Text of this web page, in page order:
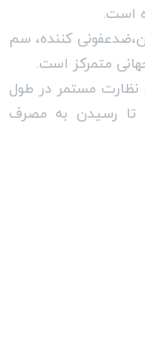
کننده، سم
متمرکز است.
نظارت مستمر در طول
تا رسيدن به مصرف